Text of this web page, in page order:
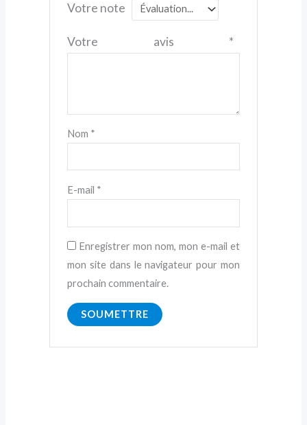
Votre note
Votre avis *
Nom *
E-mail *
Enregistrer mon nom, mon e-mail et
mon site dans le navigateur pour mon
prochain commentaire.